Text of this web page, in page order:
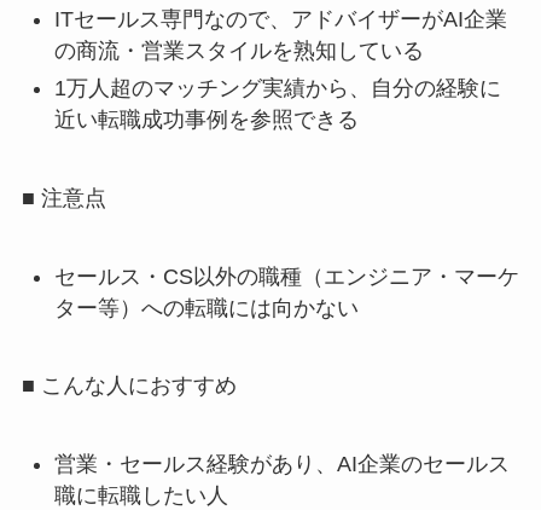
ITセールス専門なので、アドバイザーがAI企業
の商流・営業スタイルを熟知している
1万人超のマッチング実績から、自分の経験に
近い転職成功事例を参照できる
■ 注意点
セールス・CS以外の職種（エンジニア・マーケ
ター等）への転職には向かない
■ こんな人におすすめ
営業・セールス経験があり、AI企業のセールス
職に転職したい人